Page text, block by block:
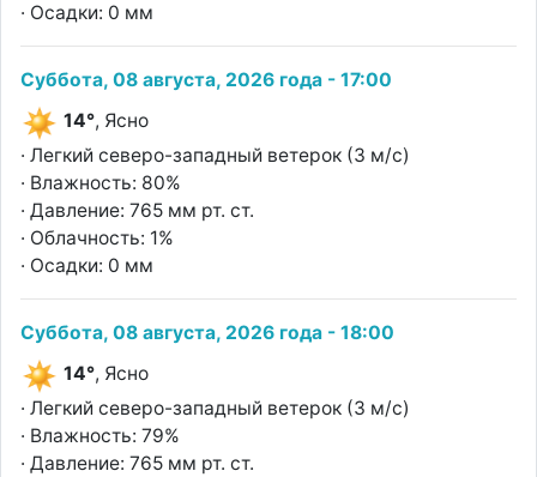
· Осадки: 0 мм
Суббота, 08 августа, 2026 года - 17:00
14°, Ясно
· Легкий северо-западный ветерок (3 м/с)
· Влажность: 80%
· Давление: 765 мм рт. ст.
· Облачность: 1%
· Осадки: 0 мм
Суббота, 08 августа, 2026 года - 18:00
14°, Ясно
· Легкий северо-западный ветерок (3 м/с)
· Влажность: 79%
· Давление: 765 мм рт. ст.